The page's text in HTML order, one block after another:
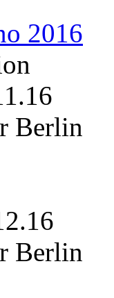
2016
Berlin
Berlin